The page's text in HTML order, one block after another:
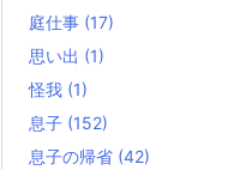
庭仕事 (17)
思い出 (1)
怪我 (1)
息子 (152)
息子の帰省 (42)